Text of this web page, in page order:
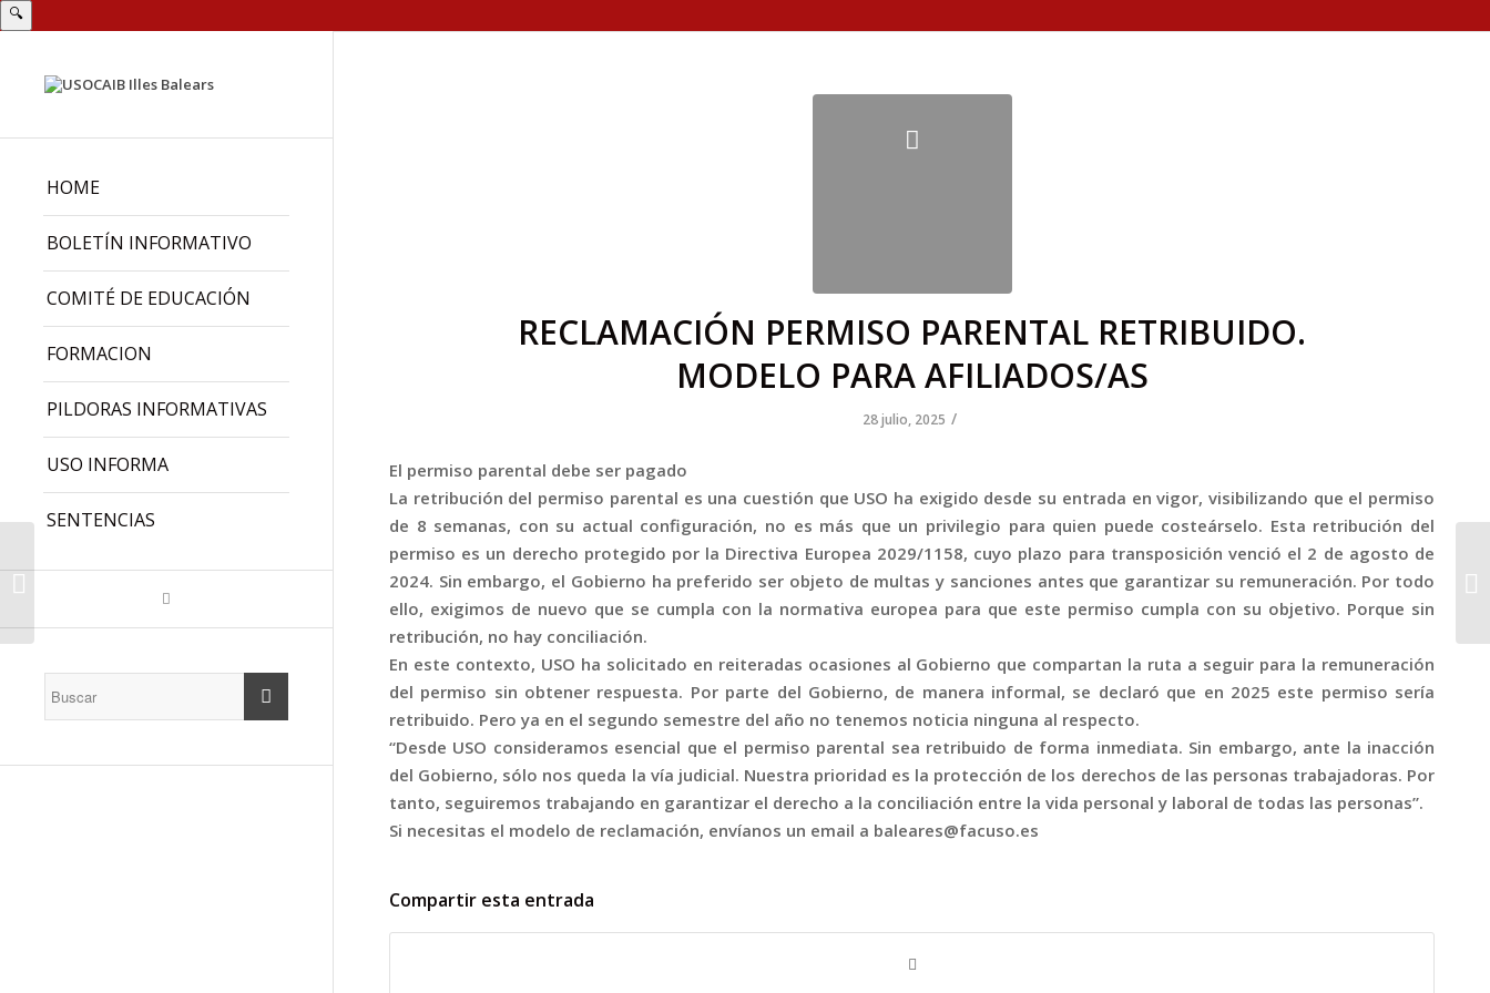
🔍
HOME
BOLETÍN INFORMATIVO
COMITÉ DE EDUCACIÓN
FORMACION
PILDORAS INFORMATIVAS
USO INFORMA
SENTENCIAS
RECLAMACIÓN PERMISO PARENTAL RETRIBUIDO.
MODELO PARA AFILIADOS/AS
28 julio, 2025 /
El permiso parental debe ser pagado
La retribución del permiso parental es una cuestión que USO ha exigido desde su entrada en vigor, visibilizando que el permiso
de 8 semanas, con su actual configuración, no es más que un privilegio para quien puede costeárselo. Esta retribución del
permiso es un derecho protegido por la Directiva Europea 2029/1158, cuyo plazo para transposición venció el 2 de agosto de
2024. Sin embargo, el Gobierno ha preferido ser objeto de multas y sanciones antes que garantizar su remuneración. Por todo
ello, exigimos de nuevo que se cumpla con la normativa europea para que este permiso cumpla con su objetivo. Porque sin
retribución, no hay conciliación.
En este contexto, USO ha solicitado en reiteradas ocasiones al Gobierno que compartan la ruta a seguir para la remuneración
del permiso sin obtener respuesta. Por parte del Gobierno, de manera informal, se declaró que en 2025 este permiso sería
retribuido. Pero ya en el segundo semestre del año no tenemos noticia ninguna al respecto.
“Desde USO consideramos esencial que el permiso parental sea retribuido de forma inmediata. Sin embargo, ante la inacción
del Gobierno, sólo nos queda la vía judicial. Nuestra prioridad es la protección de los derechos de las personas trabajadoras. Por
tanto, seguiremos trabajando en garantizar el derecho a la conciliación entre la vida personal y laboral de todas las personas”.
Si necesitas el modelo de reclamación, envíanos un email a baleares@facuso.es
Compartir esta entrada
JULIOL, DE